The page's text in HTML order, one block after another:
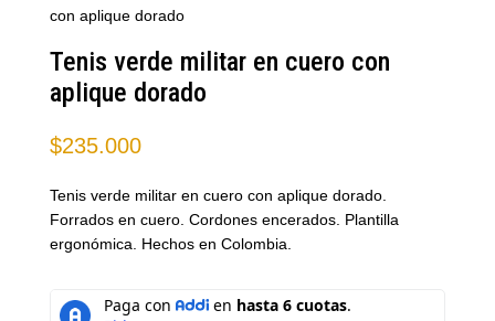
con aplique dorado
Tenis verde militar en cuero con
aplique dorado
$235.000
Tenis verde militar en cuero con aplique dorado.
Forrados en cuero. Cordones encerados. Plantilla
ergonómica. Hechos en Colombia.